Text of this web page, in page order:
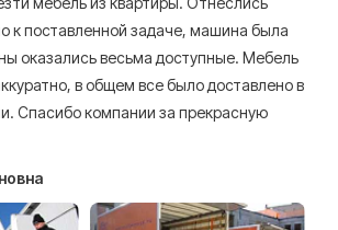
к поставленной задаче, машина была
оказались весьма доступные. Мебель
в общем все было доставлено в
Спасибо компании за прекрасную